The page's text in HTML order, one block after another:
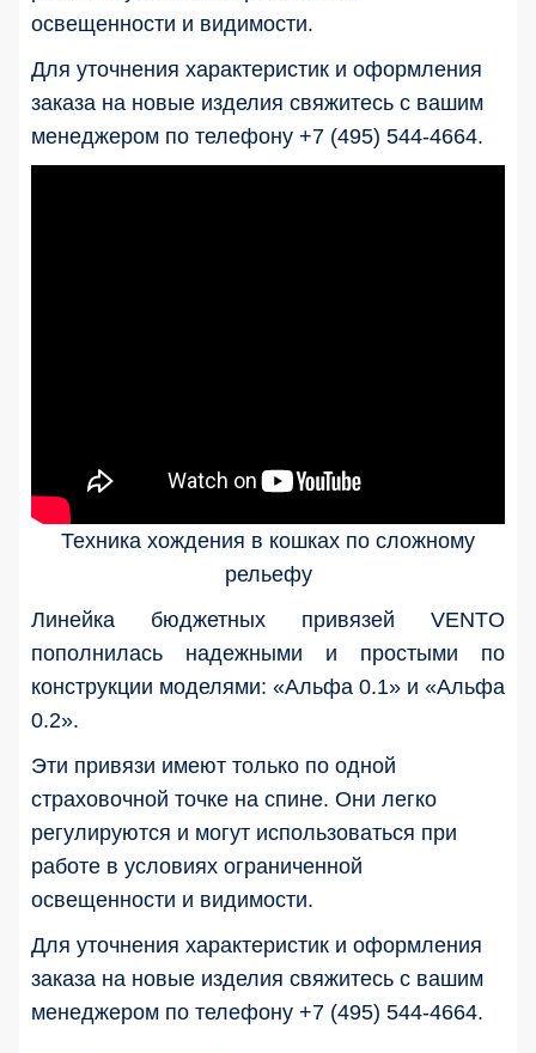
освещенности и видимости.
Для уточнения характеристик и оформления
заказа на новые изделия свяжитесь с вашим
менеджером по телефону +7 (495) 544-4664.
Техника хождения в кошках по сложному
рельефу
Линейка бюджетных привязей VENTO
пополнилась надежными и простыми по
конструкции моделями: «Альфа 0.1» и «Альфа
0.2».
Эти привязи имеют только по одной
страховочной точке на спине. Они легко
регулируются и могут использоваться при
работе в условиях ограниченной
освещенности и видимости.
Для уточнения характеристик и оформления
заказа на новые изделия свяжитесь с вашим
менеджером по телефону +7 (495) 544-4664.